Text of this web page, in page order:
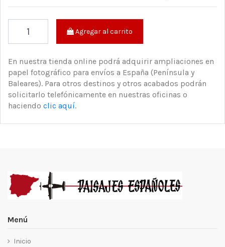
Agregar al carrito
En nuestra tienda online podrá adquirir ampliaciones en
papel fotográfico para envíos a España (Península y
Baleares). Para otros destinos y otros acabados podrán
solicitarlo telefónicamente en nuestras oficinas o
haciendo clic aquí.
Menú
Inicio